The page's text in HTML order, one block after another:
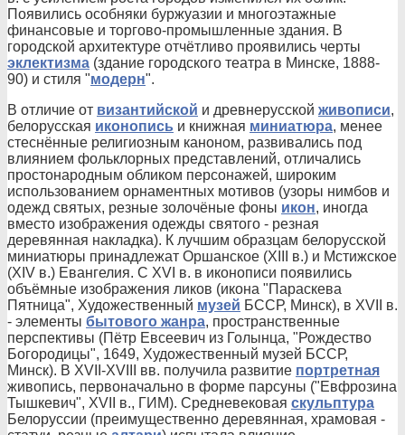
Появились особняки буржуазии и многоэтажные
финансовые и торгово-промышленные здания. В
городской архитектуре отчётливо проявились черты
эклектизма (здание городского театра в Минске, 1888-
90) и стиля "модерн".
В отличие от византийской и древнерусской живописи,
белорусская иконопись и книжная миниатюра, менее
стеснённые религиозным каноном, развивались под
влиянием фольклорных представлений, отличались
простонародным обликом персонажей, широким
использованием орнаментных мотивов (узоры нимбов и
одежд святых, резные золочёные фоны икон, иногда
вместо изображения одежды святого - резная
деревянная накладка). К лучшим образцам белорусской
миниатюры принадлежат Оршанское (XIII в.) и Мстижское
(XIV в.) Евангелия. С XVI в. в иконописи появились
объёмные изображения ликов (икона "Параскева
Пятница", Художественный музей БССР, Минск), в XVII в.
- элементы бытового жанра, пространственные
перспективы (Пётр Евсеевич из Голынца, "Рождество
Богородицы", 1649, Художественный музей БССР,
Минск). В XVII-XVIII вв. получила развитие портретная
живопись, первоначально в форме парсуны ("Евфрозина
Тышкевич", XVII в., ГИМ). Средневековая скульптура
Белоруссии (преимущественно деревянная, храмовая -